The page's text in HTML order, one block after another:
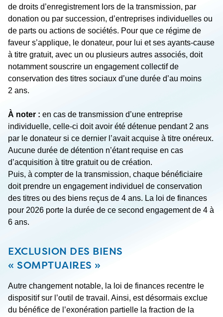
de droits d’enregistrement lors de la transmission, par
donation ou par succession, d’entreprises individuelles ou
de parts ou actions de sociétés. Pour que ce régime de
faveur s’applique, le donateur, pour lui et ses ayants-cause
à titre gratuit, avec un ou plusieurs autres associés, doit
notamment souscrire un engagement collectif de
conservation des titres sociaux d’une durée d’au moins
2 ans.
À noter : en cas de transmission d’une entreprise
individuelle, celle-ci doit avoir été détenue pendant 2 ans
par le donateur si ce dernier l’avait acquise à titre onéreux.
Aucune durée de détention n’étant requise en cas
d’acquisition à titre gratuit ou de création.
Puis, à compter de la transmission, chaque bénéficiaire
doit prendre un engagement individuel de conservation
des titres ou des biens reçus de 4 ans. La loi de finances
pour 2026 porte la durée de ce second engagement de 4 à
6 ans.
EXCLUSION DES BIENS
« SOMPTUAIRES »
Autre changement notable, la loi de finances recentre le
dispositif sur l’outil de travail. Ainsi, est désormais exclue
du bénéfice de l’exonération partielle la fraction de la